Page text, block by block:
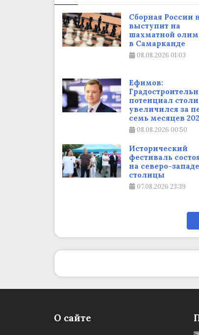
Сборная России
выступит на
шахматной
в Самарканде
08.08.2026 01:03
Ефимов:
потенциал
увеличился за
семь месяцев
08.08.2026 00:50
Исторический
фестиваль
на северо-западе
столицы
07.08.2026 23:39
О сайте